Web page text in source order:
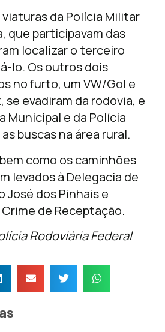
da Polícia Militar
que participavam das
localizar o terceiro
lo. Os outros dois
no furto, um VW/Gol e
evadiram da rodovia, e
Municipal e da Polícia
buscas na área rural.
como os caminhões
levados à Delegacia de
José dos Pinhais e
de Receptação.
Rodoviária Federal